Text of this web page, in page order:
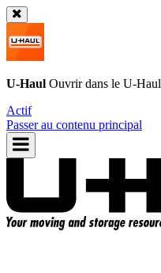
U-Haul Ouvrir dans le U-Haul
Actif
Passer au contenu principal